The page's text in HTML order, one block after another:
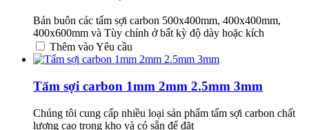
Bán buôn các tấm sợi carbon 500x400mm, 400x400mm,
400x600mm và Tùy chỉnh ở bất kỳ độ dày hoặc kích
Thêm vào Yêu cầu
Tấm sợi carbon 1mm 2mm 2.5mm 3mm
Chúng tôi cung cấp nhiều loại sản phẩm tấm sợi carbon chất
lượng cao trong kho và có sẵn để đặt